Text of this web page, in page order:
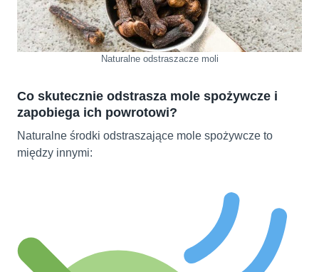
Naturalne odstraszacze moli
Co skutecznie odstrasza mole spożywcze i
zapobiega ich powrotowi?
Naturalne środki odstraszające mole spożywcze to
między innymi: